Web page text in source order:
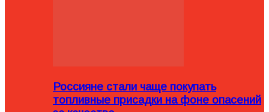
Россияне стали чаще покупать
топливные присадки на фоне опасений